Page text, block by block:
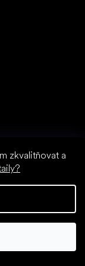
zkvalitňovat a